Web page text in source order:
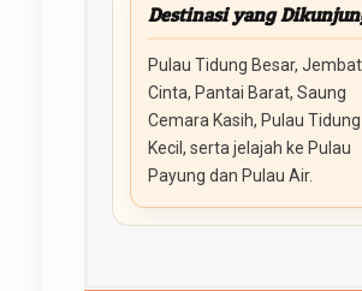
Destinasi yang
Pulau Tidung Besar,
Cinta, Pantai Barat, Saung
Cemara Kasih, Pulau Tidung
Kecil, serta jelajah ke Pulau
Payung dan Pulau Air.